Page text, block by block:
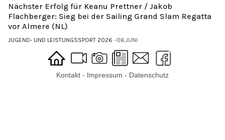
Nächster Erfolg für Keanu Prettner / Jakob
Flachberger: Sieg bei der Sailing Grand Slam Regatta
vor Almere (NL)
JUGEND- UND LEISTUNGSSPORT 2026 06.JUNI
Kontakt - Impressum - Datenschutz